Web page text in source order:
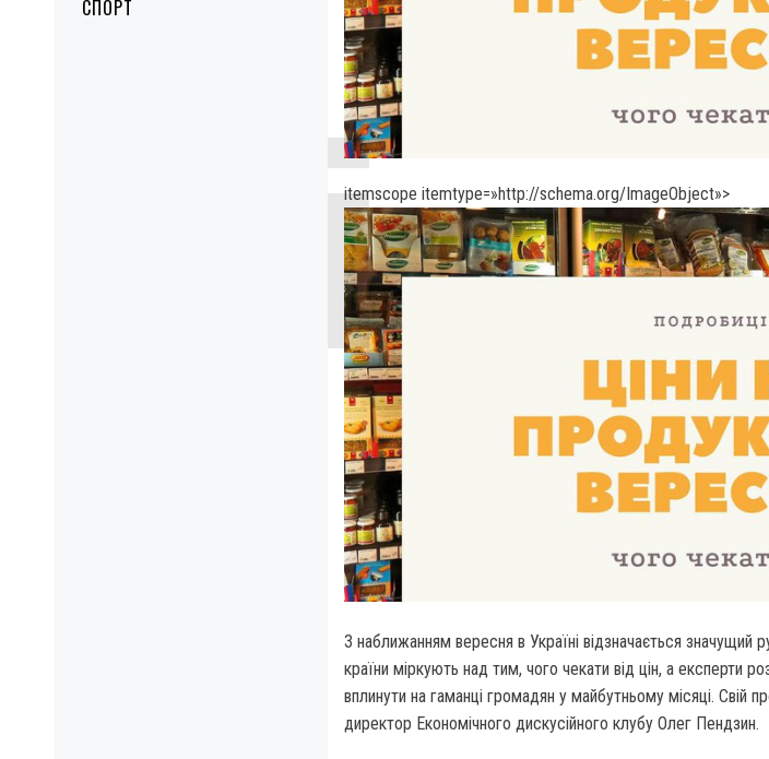
СПОРТ
itemscope itemtype=»http://schema.org/ImageObject»>
З наближанням вересня в Україні відзначається значущий
країни міркують над тим, чого чекати від цін, а експерти
вплинути на гаманці громадян у майбутньому місяці. Свій
директор Економічного дискусійного клубу Олег Пендзин.